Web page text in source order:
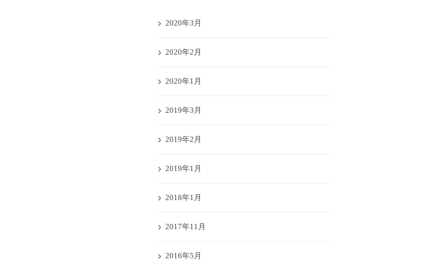
2020年3月
2020年2月
2020年1月
2019年3月
2019年2月
2019年1月
2018年1月
2017年11月
2016年5月